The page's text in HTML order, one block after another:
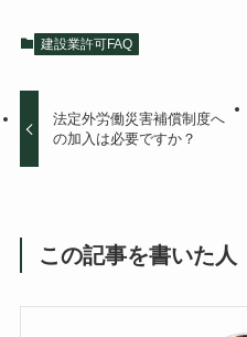
建設業許可FAQ
法定外労働災害補償制度へ
の加入は必要ですか？
この記事を書いた人